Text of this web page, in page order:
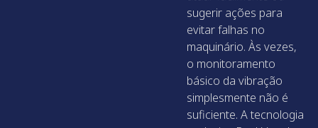
sugerir ações para
evitar falhas no
maquinário. Às vezes,
o monitoramento
básico da vibração
simplesmente não é
suficiente. A tecnologia